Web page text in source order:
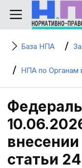
База НПА
НПА по Органам
статьи